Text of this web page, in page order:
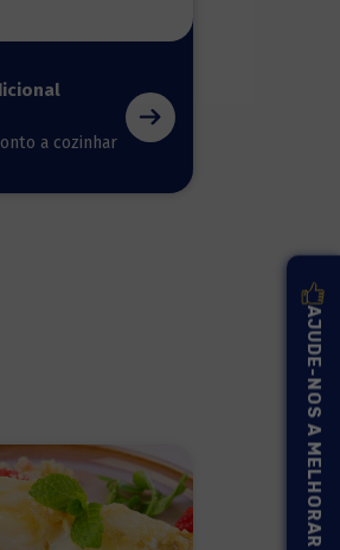
a cozinhar
AJUDE-NOS A MELHORAR